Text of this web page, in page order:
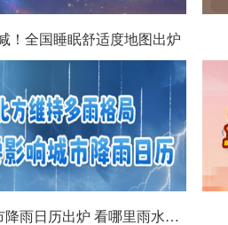
！全国睡眠舒适度地图出炉
北方城市降雨日历出炉 看哪里雨水超长待机